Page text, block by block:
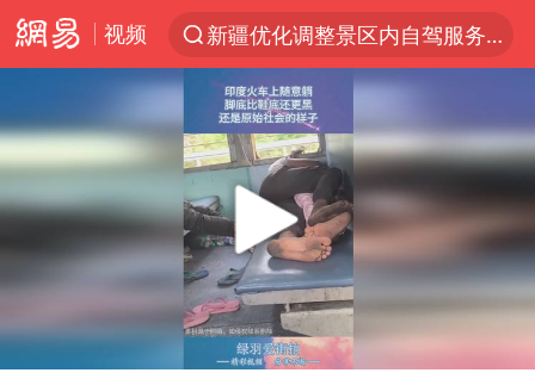
视频
新疆优化调整景区内自驾服务费
光影经济撬动暑期消费新蓝海
浙江上海等地有大雨或暴雨
《欢迎来龙餐馆》口碑
西湖突现狂风暴雨 游客瞬间被浇透
情侣在平潭拍日出时坠崖致一死一伤
香港正式允许“拒绝抢救”
Play
00:00